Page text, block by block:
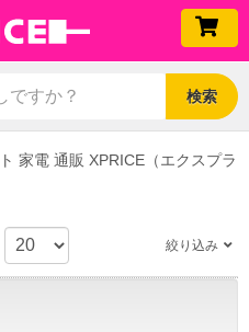
検索
家電 通販 XPRICE（エクスプラ
絞り込み